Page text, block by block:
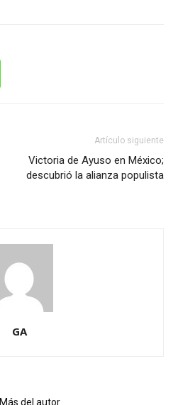
Artículo siguiente
Victoria de Ayuso en México;
descubrió la alianza populista
GA
Más del autor